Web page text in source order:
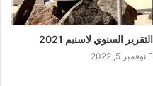
التقرير السنوي لاسنيم 2021
نوفمبر 5, 2022